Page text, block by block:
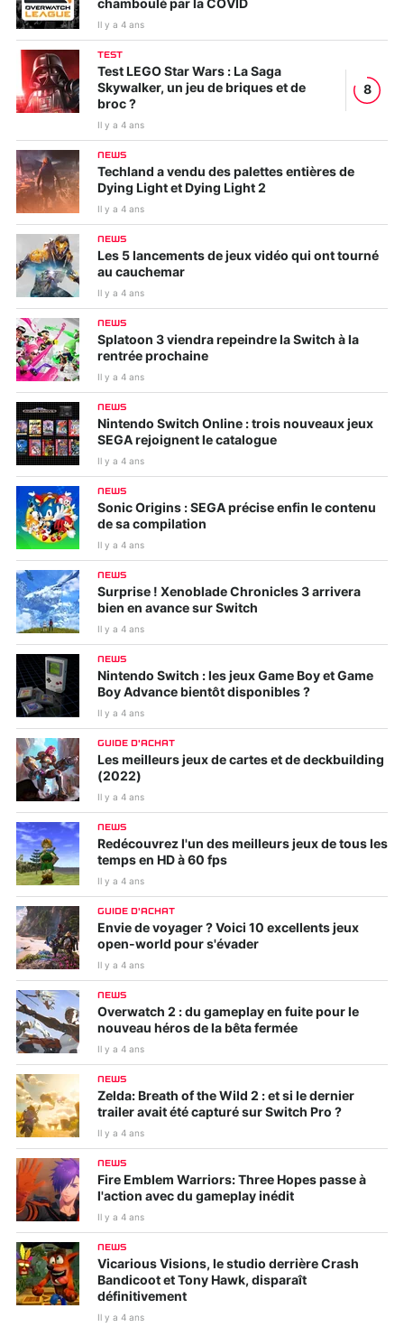
chamboulé par la COVID
Il y a 4 ans
TEST
Test LEGO Star Wars : La Saga
Skywalker, un jeu de briques et de
broc ?
Il y a 4 ans
8
NEWS
Techland a vendu des palettes entières de
Dying Light et Dying Light 2
Il y a 4 ans
NEWS
Les 5 lancements de jeux vidéo qui ont tourné
au cauchemar
Il y a 4 ans
NEWS
Splatoon 3 viendra repeindre la Switch à la
rentrée prochaine
Il y a 4 ans
NEWS
Nintendo Switch Online : trois nouveaux jeux
SEGA rejoignent le catalogue
Il y a 4 ans
NEWS
Sonic Origins : SEGA précise enfin le contenu
de sa compilation
Il y a 4 ans
NEWS
Surprise ! Xenoblade Chronicles 3 arrivera
bien en avance sur Switch
Il y a 4 ans
NEWS
Nintendo Switch : les jeux Game Boy et Game
Boy Advance bientôt disponibles ?
Il y a 4 ans
GUIDE D'ACHAT
Les meilleurs jeux de cartes et de deckbuilding
(2022)
Il y a 4 ans
NEWS
Redécouvrez l'un des meilleurs jeux de tous les
temps en HD à 60 fps
Il y a 4 ans
GUIDE D'ACHAT
Envie de voyager ? Voici 10 excellents jeux
open-world pour s'évader
Il y a 4 ans
NEWS
Overwatch 2 : du gameplay en fuite pour le
nouveau héros de la bêta fermée
Il y a 4 ans
NEWS
Zelda: Breath of the Wild 2 : et si le dernier
trailer avait été capturé sur Switch Pro ?
Il y a 4 ans
NEWS
Fire Emblem Warriors: Three Hopes passe à
l'action avec du gameplay inédit
Il y a 4 ans
NEWS
Vicarious Visions, le studio derrière Crash
Bandicoot et Tony Hawk, disparaît
définitivement
Il y a 4 ans